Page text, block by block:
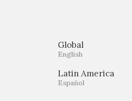
Global
English
Latin America
Español